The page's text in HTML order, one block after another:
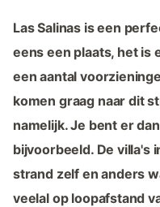
Las Salinas is een
eens een plaats, het is
een aantal
komen graag naar dit
namelijk. Je bent er
bijvoorbeeld. De villa's
strand zelf en anders
veelal op loopafstand